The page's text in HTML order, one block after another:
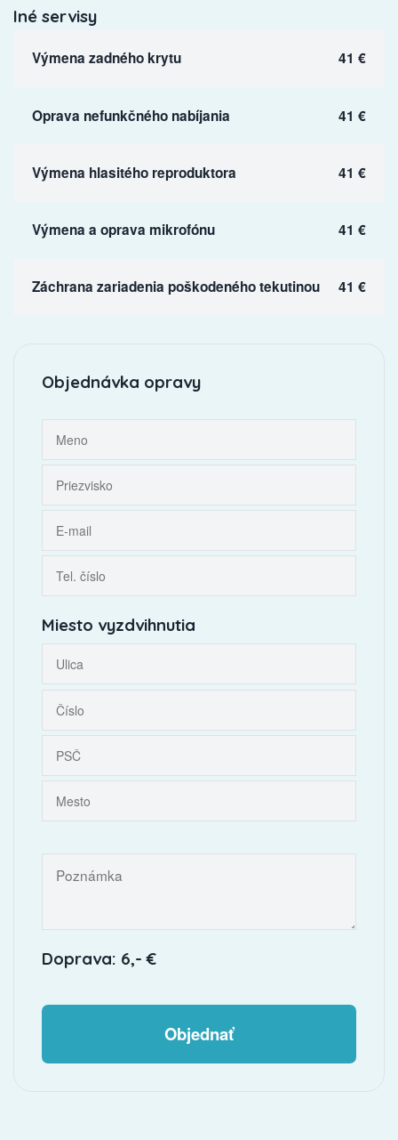
Iné servisy
Výmena zadného krytu 41 €
Oprava nefunkčného nabíjania 41 €
Výmena hlasitého reproduktora 41 €
Výmena a oprava mikrofónu 41 €
Záchrana zariadenia poškodeného tekutinou 41 €
Objednávka opravy
Miesto vyzdvihnutia
Doprava: 6,- €
Objednať